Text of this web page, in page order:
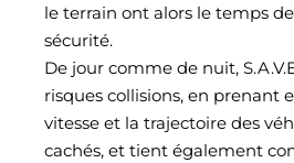
le terrain ont alors le temps
sécurité.
De jour comme de nuit,
risques collisions, en prenant
vitesse et la trajectoire des
cachés, et tient également